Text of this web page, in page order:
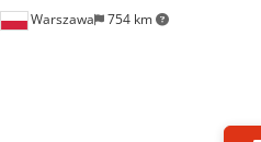
Warszawa 754 km